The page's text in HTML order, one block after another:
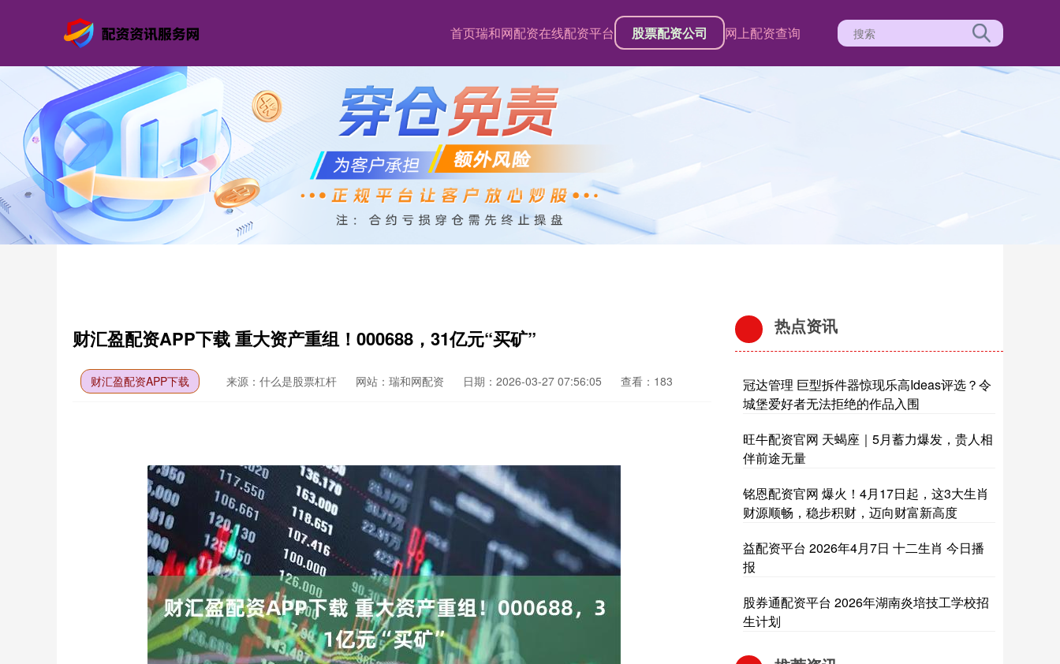
首页瑞和网配资在线配资平台 股票配资公司 网上配资查询
财汇盈配资APP下载 重大资产重组！000688，31亿元“买矿”
财汇盈配资APP下载 来源：什么是股票杠杆 网站：瑞和网配资 日期：2026-03-27 07:56:05 查看：183
热点资讯
冠达管理 巨型拆件器惊现乐高Ideas评选？令
城堡爱好者无法拒绝的作品入围
旺牛配资官网 天蝎座｜5月蓄力爆发，贵人相
伴前途无量
铭恩配资官网 爆火！4月17日起，这3大生肖
财源顺畅，稳步积财，迈向财富新高度
益配资平台 2026年4月7日 十二生肖 今日播
报
股券通配资平台 2026年湖南炎培技工学校招
生计划